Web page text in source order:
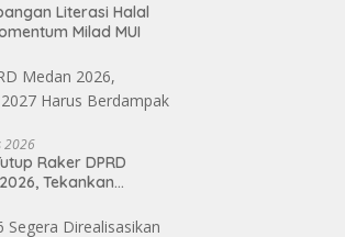
Literasi Halal
Milad MUI
2026
Raker DPRD
Tekankan
Nyata bagi